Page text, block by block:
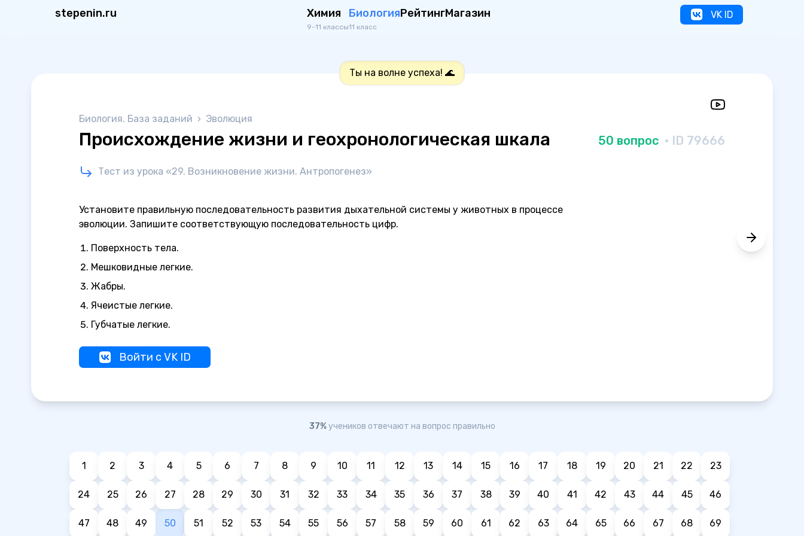
stepenin.ru Химия
9-11 классы
Биология
11 класс
РейтингМагазин VK ID
Ты на волне успеха! 🌊
Биология. База заданий › Эволюция
Происхождение жизни и геохронологическая шкала 50 вопрос · ID 79666
Тест из урока «29. Возникновение жизни. Антропогенез»
Установите правильную последовательность развития дыхательной системы у животных в процессе
эволюции. Запишите соответствующую последовательность цифр.
Поверхность тела.
Мешковидные легкие.
Жабры.
Ячеистые легкие.
Губчатые легкие.
Войти с VK ID
37%учеников отвечают на вопрос правильно
1 2 3 4 5 6 7 8 9 10 11 12 13 14 15 16 17 18 19 20 21 22 23
24 25 26 27 28 29 30 31 32 33 34 35 36 37 38 39 40 41 42 43 44 45 46
47 48 49 50 51 52 53 54 55 56 57 58 59 60 61 62 63 64 65 66 67 68 69